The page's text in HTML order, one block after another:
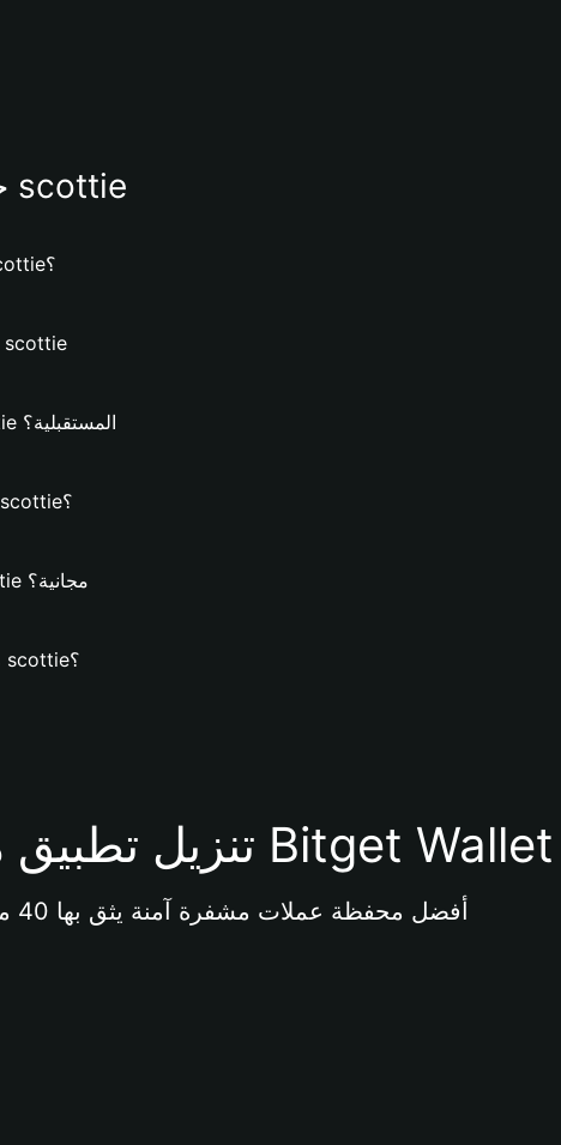
حول محفظة scottie
ما هي محفظة scottie؟
أسباب تميز عملة scottie
ما إمكانات scottie المستقبلية؟
هل سيرتفع سعر scottie؟
هل محفظة scottie مجانية؟
ما هي قيمة عملة scottie؟
تنزيل تطبيق محفظة Bitget Wallet
أفضل محفظة عملات مشفرة آمنة يثق بها 40 مليون مستخدم